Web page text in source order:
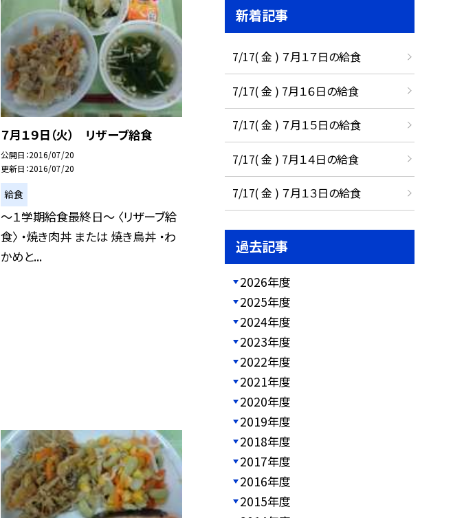
７月１９日（火） リザーブ給食
公開日 2016/07/20
更新日 2016/07/20
給食
〜１学期給食最終日〜 〈リザーブ給
食〉 ・焼き肉丼 または 焼き鳥丼 ・わ
かめと...
新着記事
7/17( 金 ) ７月１７日の給食
7/17( 金 ) 7月１６日の給食
7/17( 金 ) ７月１５日の給食
7/17( 金 ) 7月１４日の給食
7/17( 金 ) ７月１３日の給食
過去記事
2026年度
2025年度
2024年度
2023年度
2022年度
2021年度
2020年度
2019年度
2018年度
2017年度
2016年度
2015年度